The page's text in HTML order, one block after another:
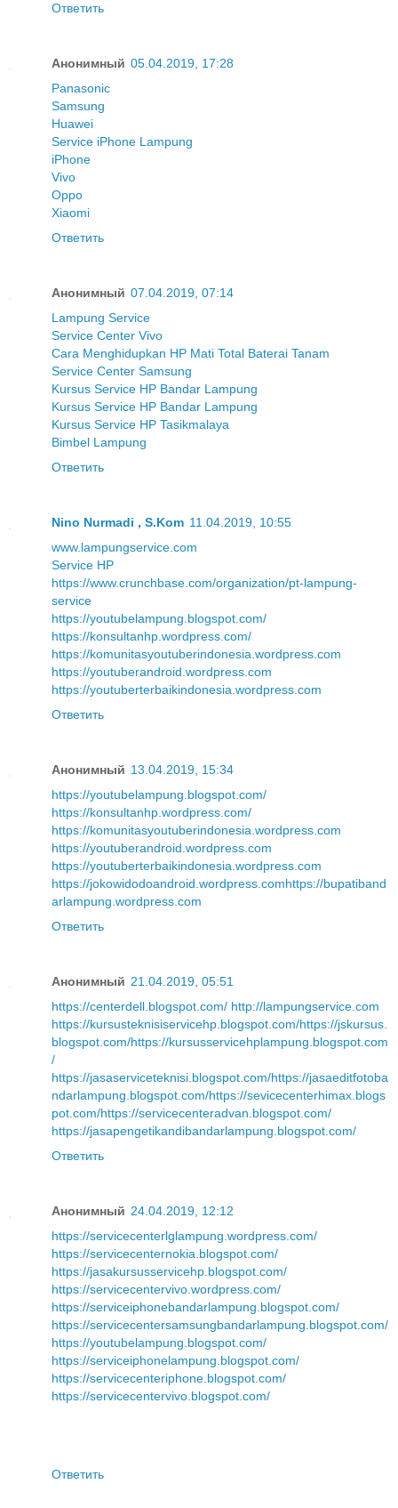
Ответить
Анонимный 05.04.2019, 17:28
Panasonic
Samsung
Huawei
Service iPhone Lampung
iPhone
Vivo
Oppo
Xiaomi
Ответить
Анонимный 07.04.2019, 07:14
Lampung Service
Service Center Vivo
Cara Menghidupkan HP Mati Total Baterai Tanam
Service Center Samsung
Kursus Service HP Bandar Lampung
Kursus Service HP Bandar Lampung
Kursus Service HP Tasikmalaya
Bimbel Lampung
Ответить
Nino Nurmadi , S.Kom 11.04.2019, 10:55
www.lampungservice.com
Service HP
https://www.crunchbase.com/organization/pt-lampung-
service
https://youtubelampung.blogspot.com/
https://konsultanhp.wordpress.com/
https://komunitasyoutuberindonesia.wordpress.com
https://youtuberandroid.wordpress.com
https://youtuberterbaikindonesia.wordpress.com
Ответить
Анонимный 13.04.2019, 15:34
https://youtubelampung.blogspot.com/
https://konsultanhp.wordpress.com/
https://komunitasyoutuberindonesia.wordpress.com
https://youtuberandroid.wordpress.com
https://youtuberterbaikindonesia.wordpress.com
https://jokowidodoandroid.wordpress.comhttps://bupatiband
arlampung.wordpress.com
Ответить
Анонимный 21.04.2019, 05:51
https://centerdell.blogspot.com/ http://lampungservice.com
https://kursusteknisiservicehp.blogspot.com/https://jskursus.
blogspot.com/https://kursusservicehplampung.blogspot.com
/
https://jasaserviceteknisi.blogspot.com/https://jasaeditfotoba
ndarlampung.blogspot.com/https://sevicecenterhimax.blogs
pot.com/https://servicecenteradvan.blogspot.com/
https://jasapengetikandibandarlampung.blogspot.com/
Ответить
Анонимный 24.04.2019, 12:12
https://servicecenterlglampung.wordpress.com/
https://servicecenternokia.blogspot.com/
https://jasakursusservicehp.blogspot.com/
https://servicecentervivo.wordpress.com/
https://serviceiphonebandarlampung.blogspot.com/
https://servicecentersamsungbandarlampung.blogspot.com/
https://youtubelampung.blogspot.com/
https://serviceiphonelampung.blogspot.com/
https://servicecenteriphone.blogspot.com/
https://servicecentervivo.blogspot.com/
Ответить